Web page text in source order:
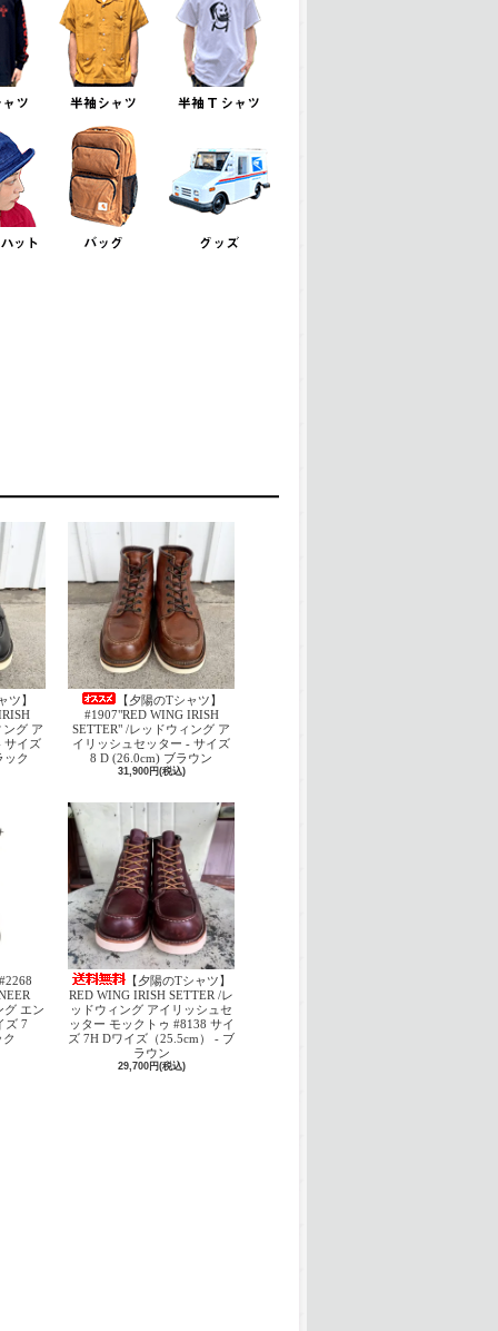
ツ】
ング ア
サイズ
ック
【夕陽のTシャツ】
#1907"RED WING IRISH
SETTER" /レッドウィング ア
イリッシュセッター - サイズ
8 D (26.0cm) ブラウン
31,900円(税込)
グ エン
ズ 7
【夕陽のTシャツ】
RED WING IRISH SETTER /レ
ッドウィング アイリッシュセ
ッター モックトゥ #8138 サイ
ズ 7H Dワイズ（25.5cm） - ブ
ラウン
29,700円(税込)